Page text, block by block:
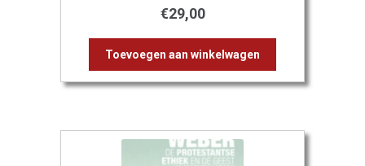
€29,00
Toevoegen aan winkelwagen